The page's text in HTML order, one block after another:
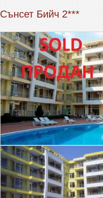
Сънсет Бийч 2***